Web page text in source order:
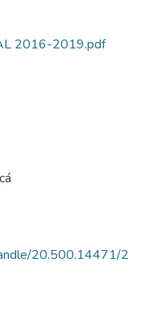
2016-2019.pdf
20.500.14471/2